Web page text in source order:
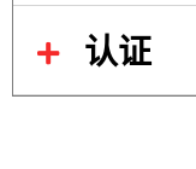
认证